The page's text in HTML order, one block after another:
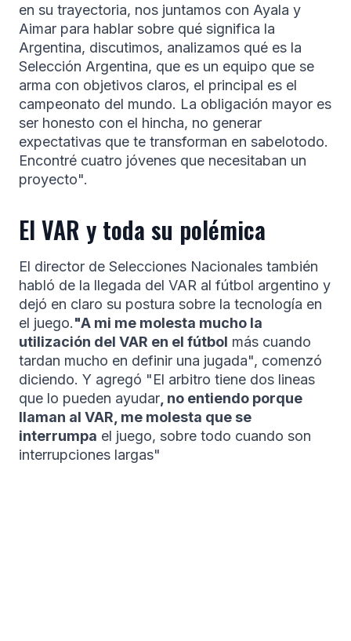
en su trayectoria, nos juntamos con Ayala y
Aimar para hablar sobre qué significa la
Argentina, discutimos, analizamos qué es la
Selección Argentina, que es un equipo que se
arma con objetivos claros, el principal es el
campeonato del mundo. La obligación mayor es
ser honesto con el hincha, no generar
expectativas que te transforman en sabelotodo.
Encontré cuatro jóvenes que necesitaban un
proyecto".
El VAR y toda su polémica
El director de Selecciones Nacionales también
habló de la llegada del VAR al fútbol argentino y
dejó en claro su postura sobre la tecnología en
el juego."A mi me molesta mucho la
utilización del VAR en el fútbol más cuando
tardan mucho en definir una jugada", comenzó
diciendo. Y agregó "El arbitro tiene dos lineas
que lo pueden ayudar , no entiendo porque
llaman al VAR, me molesta que se
interrumpa el juego, sobre todo cuando son
interrupciones largas"